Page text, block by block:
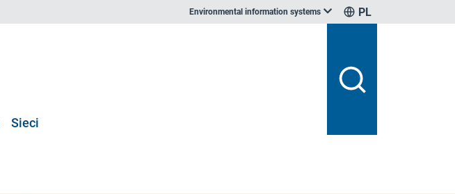
Environmental information systems PL
Sieci